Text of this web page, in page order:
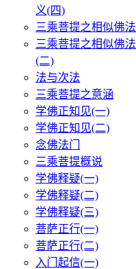
义(四)
三乘菩提之相似佛法
三乘菩提之相似佛法
(二)
法与次法
三乘菩提之意涵
学佛正知见(一)
学佛正知见(二)
念佛法门
三乘菩提概说
学佛释疑(一)
学佛释疑(二)
学佛释疑(三)
菩萨正行(一)
菩萨正行(二)
入门起信(一)